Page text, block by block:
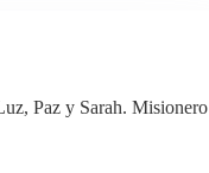
Paz y Sarah. Misionero